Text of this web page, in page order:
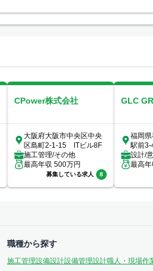
CPower株式会社
大阪府大阪市中央区中央
区島町2-1-15 ITビル8F
施工管理/その他
最高年収 500万円
募集している求人 8
GLC
福岡
駅前3-
設計/
最高年
職種から探す
施工管理設備設計設備管理設計職人・現場作